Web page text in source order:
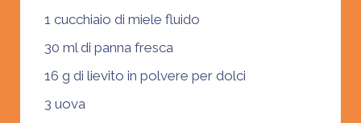
1 cucchiaio di miele fluido
30 ml di panna fresca
16 g di lievito in polvere per dolci
3 uova